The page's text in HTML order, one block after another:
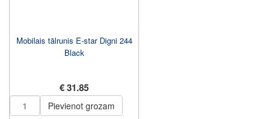
Mobilais tālrunis E-star Digni 244
Black
€ 31.85
Pievienot grozam